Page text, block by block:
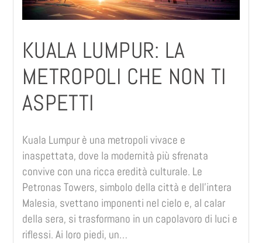
KUALA LUMPUR: LA
METROPOLI CHE NON TI
ASPETTI
Kuala Lumpur è una metropoli vivace e
inaspettata, dove la modernità più sfrenata
convive con una ricca eredità culturale. Le
Petronas Towers, simbolo della città e dell’intera
Malesia, svettano imponenti nel cielo e, al calar
della sera, si trasformano in un capolavoro di luci e
riflessi. Ai loro piedi, un…